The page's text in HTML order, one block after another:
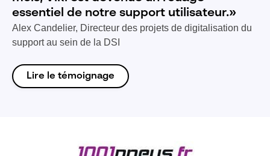
essentiel de notre support utilisateur.»
Alex Candelier, Directeur des projets de digitalisation du
support au sein de la DSI
Lire le témoignage